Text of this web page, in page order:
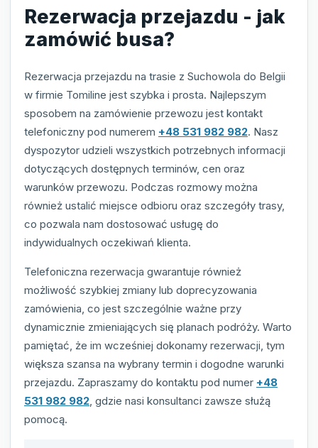
Rezerwacja przejazdu - jak
zamówić busa?
Rezerwacja przejazdu na trasie z Suchowola do Belgii
w firmie Tomiline jest szybka i prosta. Najlepszym
sposobem na zamówienie przewozu jest kontakt
telefoniczny pod numerem +48 531 982 982. Nasz
dyspozytor udzieli wszystkich potrzebnych informacji
dotyczących dostępnych terminów, cen oraz
warunków przewozu. Podczas rozmowy można
również ustalić miejsce odbioru oraz szczegóły trasy,
co pozwala nam dostosować usługę do
indywidualnych oczekiwań klienta.
Telefoniczna rezerwacja gwarantuje również
możliwość szybkiej zmiany lub doprecyzowania
zamówienia, co jest szczególnie ważne przy
dynamicznie zmieniających się planach podróży. Warto
pamiętać, że im wcześniej dokonamy rezerwacji, tym
większa szansa na wybrany termin i dogodne warunki
przejazdu. Zapraszamy do kontaktu pod numer +48
531 982 982 , gdzie nasi konsultanci zawsze służą
pomocą.